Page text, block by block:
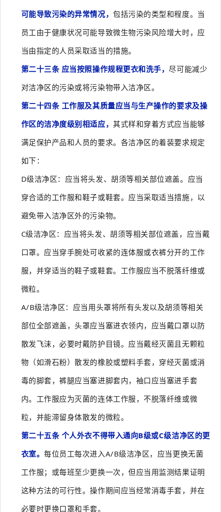
可能导致污染的异常情况，包括污染的类型和程度。当
员工由于健康状况可能导致微生物污染风险增大时，应
当由指定的人员采取适当的措施。
第二十三条 应当按照操作规程更衣和洗手，尽可能减少
对洁净区的污染或将污染物带入洁净区。
第二十四条 工作服及其质量应当与生产操作的要求及操
作区的洁净度级别相适应，其式样和穿着方式应当能够
满足保护产品和人员的要求。各洁净区的着装要求规定
如下：
D级洁净区：应当将头发、胡须等相关部位遮盖。应当
穿合适的工作服和鞋子或鞋套。应当采取适当措施，以
避免带入洁净区外的污染物。
C级洁净区：应当将头发、胡须等相关部位遮盖，应当戴
口罩。应当穿手腕处可收紧的连体服或衣裤分开的工作
服，并穿适当的鞋子或鞋套。工作服应当不脱落纤维或
微粒。
A/B级洁净区：应当用头罩将所有头发以及胡须等相关
部位全部遮盖，头罩应当塞进衣领内，应当戴口罩以防
散发飞沫，必要时戴防护目镜。应当戴经灭菌且无颗粒
物（如滑石粉）散发的橡胶或塑料手套，穿经灭菌或消
毒的脚套，裤腿应当塞进脚套内，袖口应当塞进手套
内。工作服应为灭菌的连体工作服，不脱落纤维或微
粒，并能滞留身体散发的微粒。
第二十五条 个人外衣不得带入通向B级或C级洁净区的更
衣室。每位员工每次进入A/B级洁净区，应当更换无菌
工作服；或每班至少更换一次，但应当用监测结果证明
这种方法的可行性。操作期间应当经常消毒手套，并在
必要时更换口罩和手套。